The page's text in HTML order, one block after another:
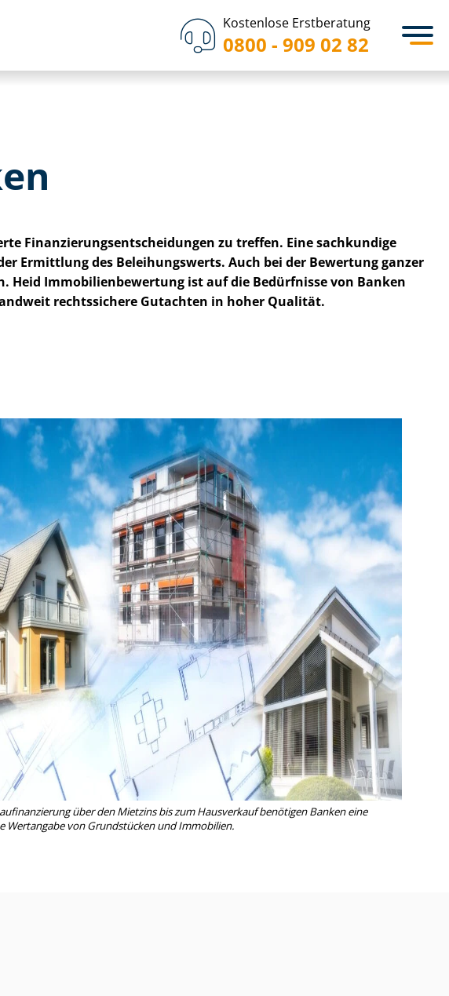
Kostenlose Erstberatung
0800 - 909 02 82
Fi­nan­zie­rungs­ent­schei­dun­gen zu treffen. Eine sachkundige
Ermittlung des Beleihungswerts. Auch bei der Bewertung ganzer
Im­mo­bi­li­en­be­wer­tung ist auf die Bedürfnisse von Banken
rechtssichere Gutachten in hoher Qualität.
über den Mietzins bis zum Hausverkauf benötigen Banken eine
Wertangabe von Grundstücken und Immobilien.